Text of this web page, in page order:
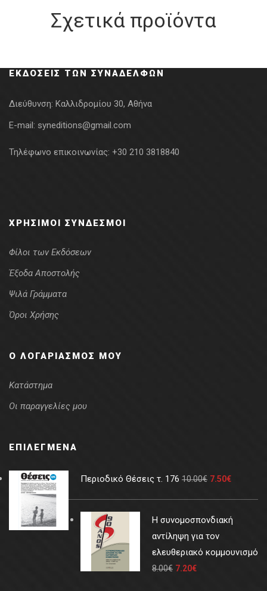
Σχετικά προϊόντα
ΕΚΔΌΣΕΙΣ ΤΩΝ ΣΥΝΑΔΈΛΦΩΝ
Διεύθυνση: Καλλιδρομίου 30, Αθήνα
E-mail: syneditions@gmail.com
Τηλέφωνο επικοινωνίας: +30 210 3818840
ΧΡΉΣΙΜΟΙ ΣΎΝΔΕΣΜΟΙ
Φίλοι των Εκδόσεων
Έξοδα Αποστολής
Ψιλά Γράμματα
Όροι Χρήσης
Ο ΛΟΓΑΡΙΑΣΜΌΣ ΜΟΥ
Κατάστημα
Οι παραγγελίες μου
ΕΠΙΛΕΓΜΈΝΑ
Περιοδικό Θέσεις τ. 176 10.00€ 7.50€
Η συνομοσπονδιακή
αντίληψη για τον
ελευθεριακό κομμουνισμό
8.00€ 7.20€